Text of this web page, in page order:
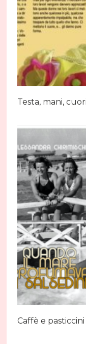
Testa, mani, cuori
Caffè e